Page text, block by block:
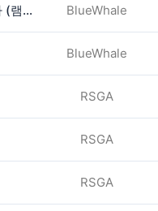
[미드타운] 육아필수템 유팡 젖병소독기 팝니다 (램프교체 필요없는 신형) BlueWhale
BlueWhale
RSGA
RSGA
RSGA